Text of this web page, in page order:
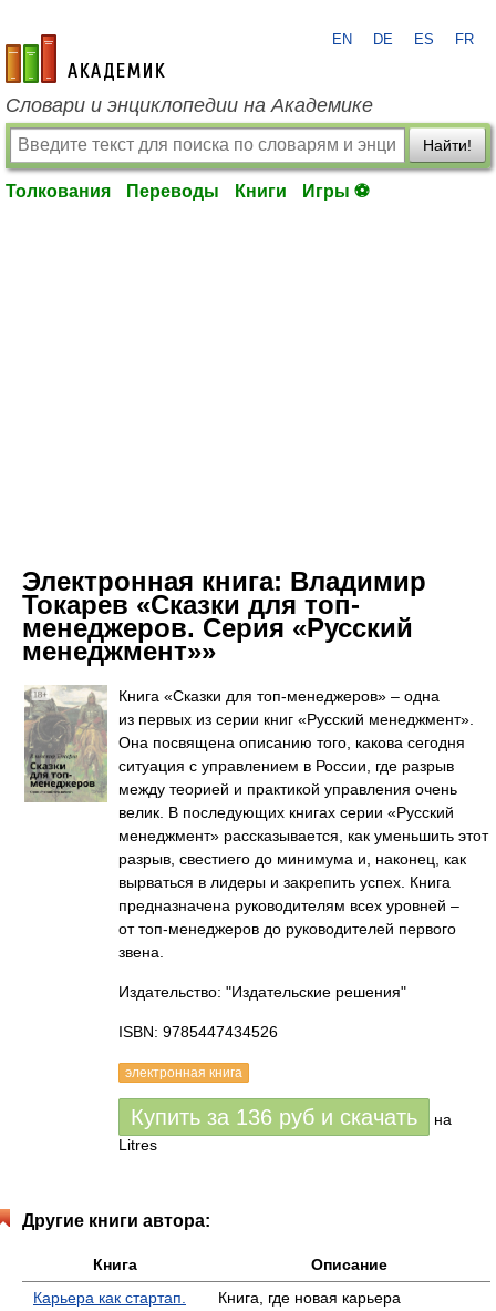
academic.ru
EN DE ES FR
Словари и энциклопедии на Академике
Найти!
Толкования Переводы Книги Игры ⚽
Электронная книга: Владимир
Токарев «Сказки для топ-
менеджеров. Серия «Русский
менеджмент»»
Книга «Сказки для топ-менеджеров» – одна
из первых из серии книг «Русский менеджмент».
Она посвящена описанию того, какова сегодня
ситуация с управлением в России, где разрыв
между теорией и практикой управления очень
велик. В последующих книгах серии «Русский
менеджмент» рассказывается, как уменьшить этот
разрыв, свестиего до минимума и, наконец, как
вырваться в лидеры и закрепить успех. Книга
предназначена руководителям всех уровней –
от топ-менеджеров до руководителей первого
звена.
Издательство: "Издательские решения"
ISBN: 9785447434526
электронная книга
Купить за 136 руб и скачать
на
Litres
Другие книги автора:
Книга
Описание
Карьера как стартап.
Книга, где новая карьера